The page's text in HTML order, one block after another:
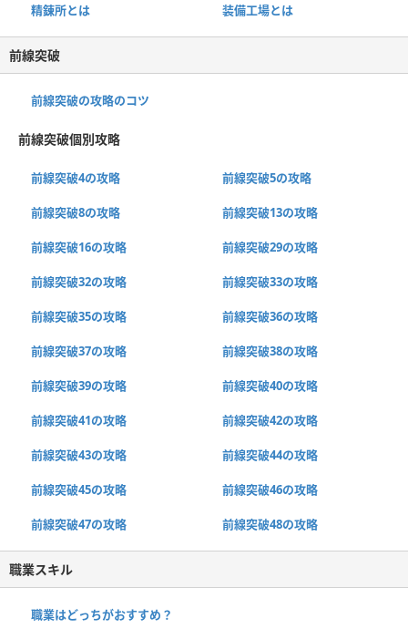
精錬所とは 装備工場とは
前線突破
前線突破の攻略のコツ
前線突破個別攻略
前線突破4の攻略 前線突破5の攻略
前線突破8の攻略 前線突破13の攻略
前線突破16の攻略 前線突破29の攻略
前線突破32の攻略 前線突破33の攻略
前線突破35の攻略 前線突破36の攻略
前線突破37の攻略 前線突破38の攻略
前線突破39の攻略 前線突破40の攻略
前線突破41の攻略 前線突破42の攻略
前線突破43の攻略 前線突破44の攻略
前線突破45の攻略 前線突破46の攻略
前線突破47の攻略 前線突破48の攻略
職業スキル
職業はどっちがおすすめ？